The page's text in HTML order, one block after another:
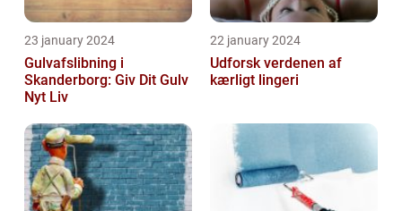
23 january 2024
Gulvafslibning i
Skanderborg: Giv Dit Gulv
Nyt Liv
22 january 2024
Udforsk verdenen af
kærligt lingeri